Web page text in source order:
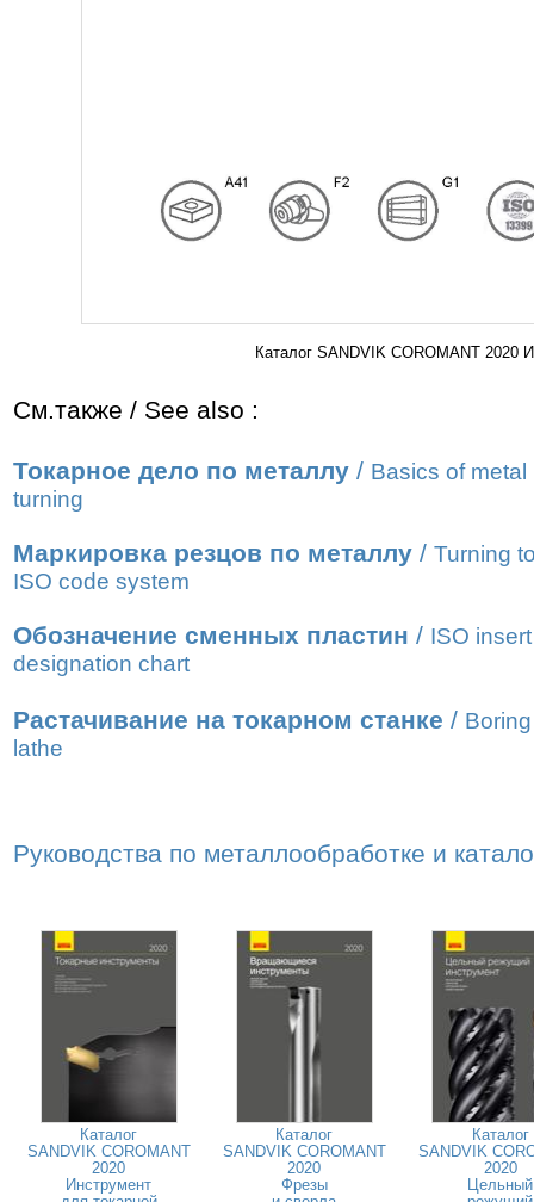
Каталог SANDVIK COROMANT 2020
См.также / See also :
Токарное дело по металлу / Basics of metal
turning
Маркировка резцов по металлу / Turning
ISO code system
Обозначение сменных пластин / ISO insert
designation chart
Растачивание на токарном станке /
lathe
Руководства по металлообработке и
Каталог
SANDVIK COROMANT
2020
Инструмент
Каталог
SANDVIK COROMANT
2020
Фрезы
Каталог
SANDVIK
2020
Цельный